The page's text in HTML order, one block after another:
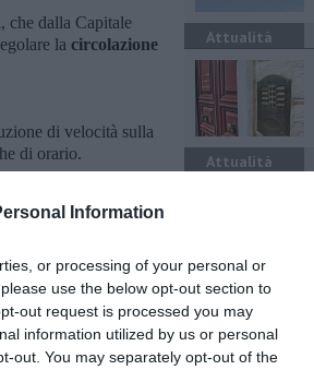
Information
or processing of your personal or
use the below opt-out section to
out request is processed you may
information utilized by us or personal
out. You may separately opt-out of the
, che dalla Capitale
la circolazione
di velocità sulla
di orario.
- ToscanaMedia.
Attualità
Attualità